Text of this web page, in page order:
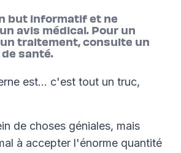
but informatif et ne
avis médical. Pour un
traitement, consulte un
santé.
est… c'est tout un truc,
de choses géniales, mais
à accepter l'énorme quantité